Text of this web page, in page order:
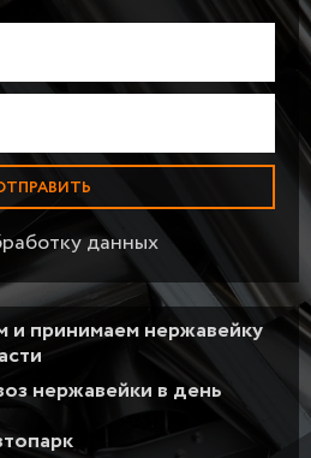
и принимаем нержавейку
нержавейки в день
данных